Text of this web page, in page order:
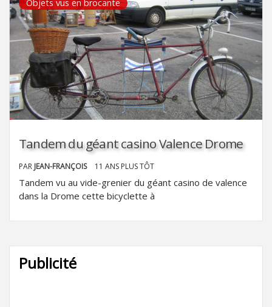
Objets vus en brocante
Tandem du géant casino Valence Drome
PAR JEAN-FRANÇOIS 11 ANS PLUS TÔT
Tandem vu au vide-grenier du géant casino de valence
dans la Drome cette bicyclette à
Publicité